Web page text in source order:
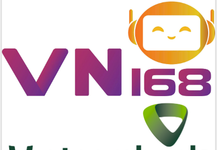
Đẩy mạnh cải cách hành chính, quyết
tâm đạt được mục tiêu tăng trưởng
hai con số trong năm 2026
Tổ chức trang trọng Lễ hội Đền thờ
Lương Văn Chánh năm 2026
số y tế tại Đắk Lắk